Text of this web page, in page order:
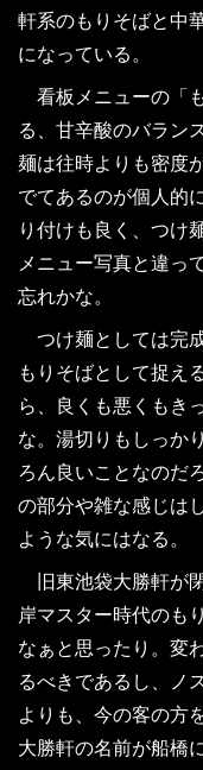
軒系のもりそばと中
になっている。
看板メニューの「
る、甘辛酸のバラン
麺は往時よりも密度
でてあるのが個人的
り付けも良く、つけ
メニュー写真と違っ
忘れかな。
つけ麺としては完
もりそばとして捉え
ら、良くも悪くもき
な。湯切りもしっか
ろん良いことなのだ
の部分や雑な感じは
ような気にはなる。
旧東池袋大勝軒が
岸マスター時代のも
なぁと思ったり。変
るべきであるし、ノ
よりも、今の客の方
大勝軒の名前が船橋